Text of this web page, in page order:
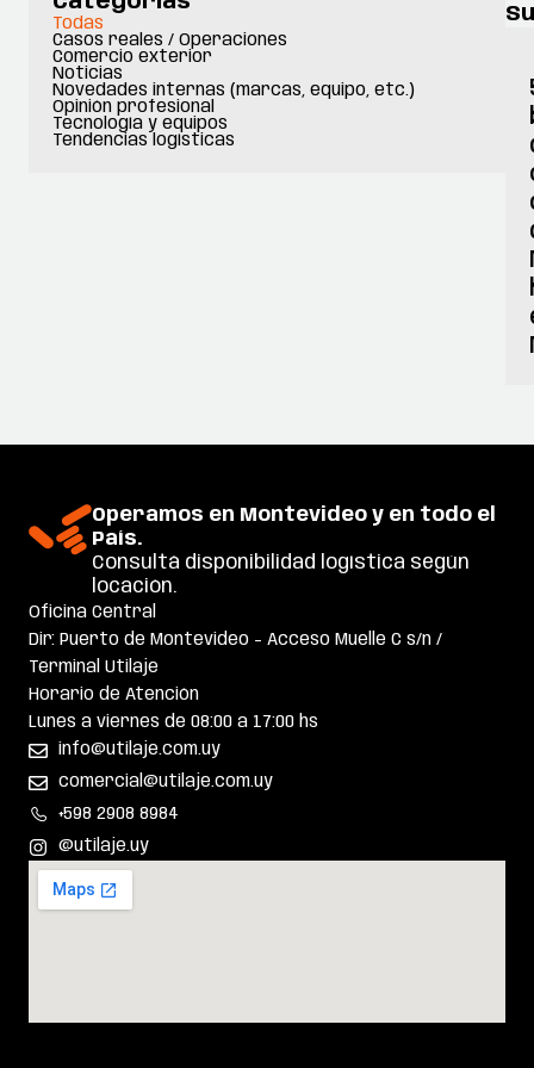
Casos reales / Operaciones
Comercio exterior
Noticias
Novedades internas (marcas, equipo, etc.)
Opinión profesional
Tecnología y equipos
Tendencias logísticas
Todas
Operamos en Montevideo y en todo el
País.
Consultá disponibilidad logística según
locación.
Oficina Central
Dir: Puerto de Montevideo – Acceso Muelle C s/n /
Terminal Utilaje
Horario de Atención
Lunes a viernes de 08:00 a 17:00 hs
info@utilaje.com.uy
comercial@utilaje.com.uy
+598 2908 8984
@utilaje.uy